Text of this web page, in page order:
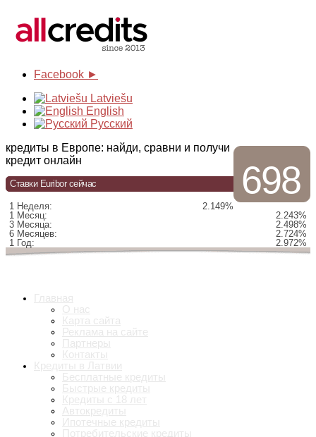
Facebook ►
Latviešu
English
Русский
698
кредиты в Европе: найди, сравни и получи
кредит онлайн
Ставки Euribor сейчас
1 Неделя:
2.149%
1 Месяц:
2.243%
3 Месяца:
2.498%
6 Месяцев:
2.724%
1 Год:
2.972%